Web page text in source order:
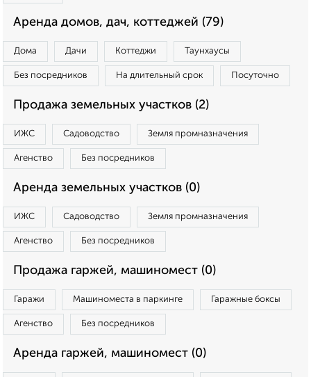
Аренда домов, дач, коттеджей (79)
Дома Дачи Коттеджи Таунхаусы
Без посредников На длительный срок Посуточно
Продажа земельных участков (2)
ИЖС Садоводство Земля промназначения
Агенство Без посредников
Аренда земельных участков (0)
ИЖС Садоводство Земля промназначения
Агенство Без посредников
Продажа гаржей, машиномест (0)
Гаражи Машиноместа в паркинге Гаражные боксы
Агенство Без посредников
Аренда гаржей, машиномест (0)